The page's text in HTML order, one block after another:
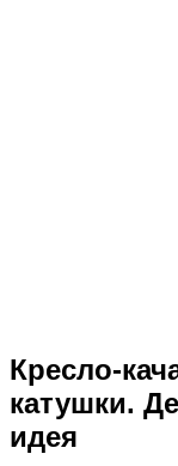
Кресло-
катушки.
идея